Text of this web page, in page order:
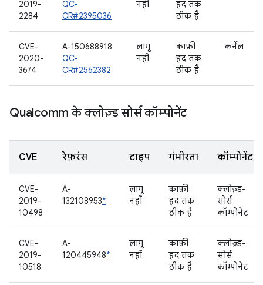
2019-
2284
QC-
CR#2395036
नहीं
हद तक
ठीक है
CVE-
2020-
3674
A-150688918
QC-
CR#2562382
लागू
नहीं
काफ़ी
हद तक
ठीक है
कर्नेल
Qualcomm के क्लोज़्ड सोर्स कॉम्पोनेंट
CVE रेफ़रंस टाइप गंभीरता कॉम्पोनेंट
CVE-
2019-
10498
A-
132108953*
लागू
नहीं
काफ़ी
हद तक
ठीक है
क्लोज़्ड-
सोर्स
कॉम्पोनेंट
CVE-
2019-
10518
A-
120445948*
लागू
नहीं
काफ़ी
हद तक
ठीक है
क्लोज़्ड-
सोर्स
कॉम्पोनेंट